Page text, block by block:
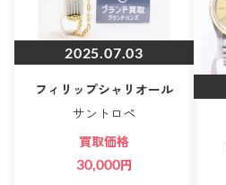
2025.07.03
フィリップシャリオール
サントロペ
買取価格
30,000円